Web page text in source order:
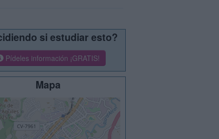
si estudiar esto?
Pídeles información ¡GRATIS!
Mapa